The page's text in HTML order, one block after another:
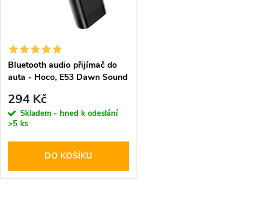
í
p
r
o
d
s
p
r
o
d
Bluetooth audio přijímač do
auta - Hoco, E53 Dawn Sound
294 Kč
Skladem - hned k odeslání
>5 ks
DO KOŠÍKU